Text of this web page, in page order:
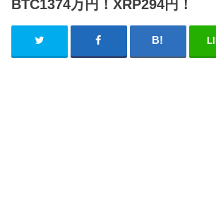
BTC1374万円！XRP294円！